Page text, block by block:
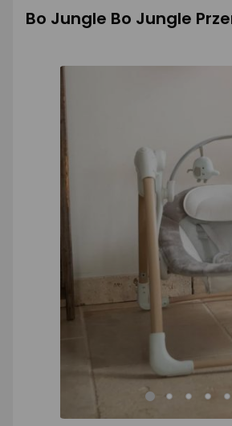
Telewizory i audio
Sport i turystyka
Uroda i zdrowie
Supermarket
Bo Jungle Bo Jungle